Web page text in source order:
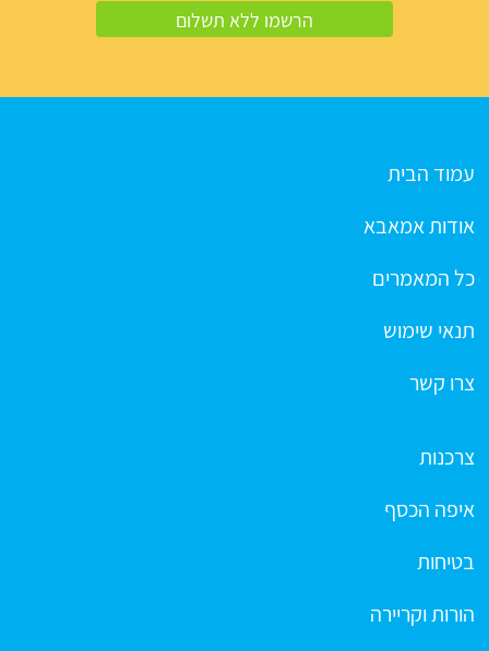
עמוד הבית
אודות אמאבא
כל המאמרים
תנאי שימוש
צרו קשר
צרכנות
איפה הכסף
בטיחות
הורות וקריירה